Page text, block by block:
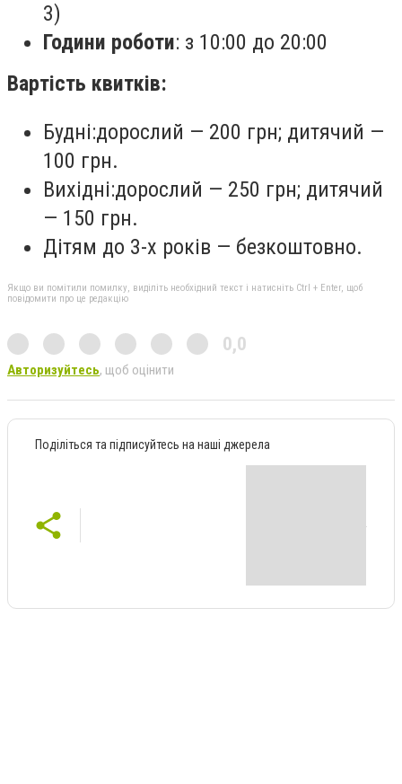
3)
Години роботи: з 10:00 до 20:00
Вартість квитків:
Будні:дорослий — 200 грн; дитячий —
100 грн.
Вихідні:дорослий — 250 грн; дитячий
— 150 грн.
Дітям до 3-х років — безкоштовно.
Якщо ви помітили помилку, виділіть необхідний текст і натисніть Ctrl + Enter, щоб
повідомити про це редакцію
0,0
Авторизуйтесь, щоб оцінити
Поділіться та підписуйтесь на наші джерела